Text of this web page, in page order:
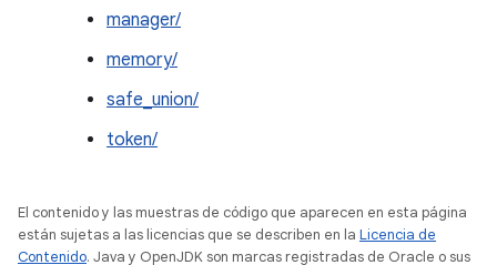
manager/
memory/
safe_union/
token/
El contenido y las muestras de código que aparecen en esta página
están sujetas a las licencias que se describen en la Licencia de
Contenido. Java y OpenJDK son marcas registradas de Oracle o sus